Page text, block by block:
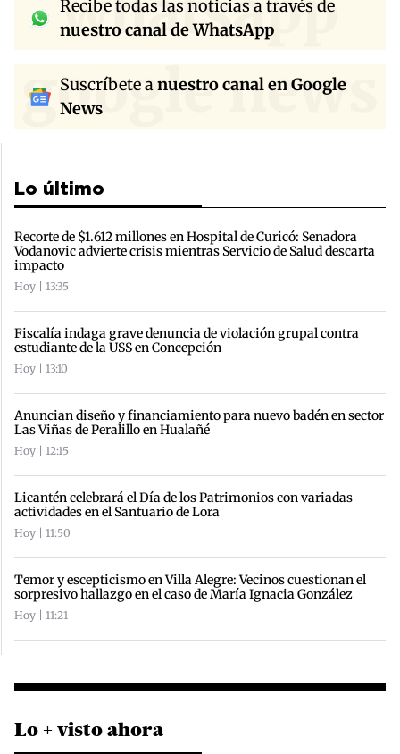
Recibe todas las noticias a través de
nuestro canal de WhatsApp
google news
Suscríbete anuestro canal en Google
News
Lo último
Recorte de $1.612 millones en Hospital de Curicó: Senadora
Vodanovic advierte crisis mientras Servicio de Salud descarta
impacto
Hoy | 13:35
Fiscalía indaga grave denuncia de violación grupal contra
estudiante de la USS en Concepción
Hoy | 13:10
Anuncian diseño y financiamiento para nuevo badén en sector
Las Viñas de Peralillo en Hualañé
Hoy | 12:15
Licantén celebrará el Día de los Patrimonios con variadas
actividades en el Santuario de Lora
Hoy | 11:50
Temor y escepticismo en Villa Alegre: Vecinos cuestionan el
sorpresivo hallazgo en el caso de María Ignacia González
Hoy | 11:21
Lo + visto ahora